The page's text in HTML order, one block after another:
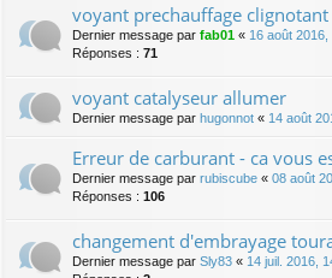
voyant prechauffage clignotant
Dernier message par fab01 « 16 août 2016,
Réponses : 71
voyant catalyseur allumer
Dernier message par hugonnot « 14 août
Erreur de carburant - ca vous
Dernier message par rubiscube « 08 août
Réponses : 106
changement d'embrayage
Dernier message par Sly83 « 14 juil. 2016,